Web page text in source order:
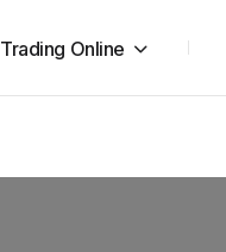
Trading Online